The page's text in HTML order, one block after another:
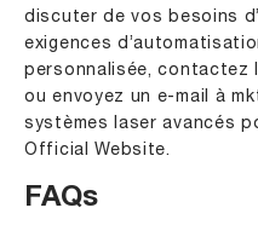
discuter de vos besoins
exigences
personnalisée, contactez
ou envoyez un e-mail à
systèmes laser avancés
Official Website.
FAQs